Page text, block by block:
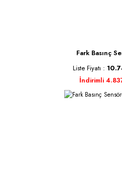
Fark Basınç
Liste Fiyatı :
İndirimli